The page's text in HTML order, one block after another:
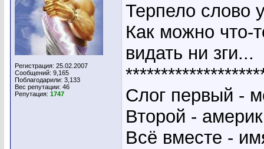
Регистрация: 25.02.2007
Сообщений: 9,165
Поблагодарили: 3,133
Вес репутации: 46
Репутация: 1747
Терпело слово
Как можно что-
видать ни зги...
Слог первый -
Второй -
Всё вместе -